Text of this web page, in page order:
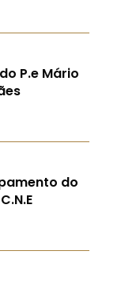
P.e Mário
do